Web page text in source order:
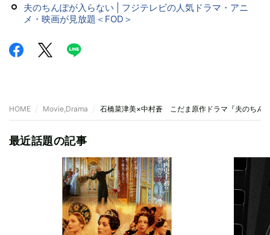
夫のちんぽが入らない | フジテレビの人気ドラマ・アニ
メ・映画が見放題＜FOD＞
HOME Movie,Drama 石橋菜津美×中村蒼 こだま原作ドラマ『夫のちん
最近話題の記事